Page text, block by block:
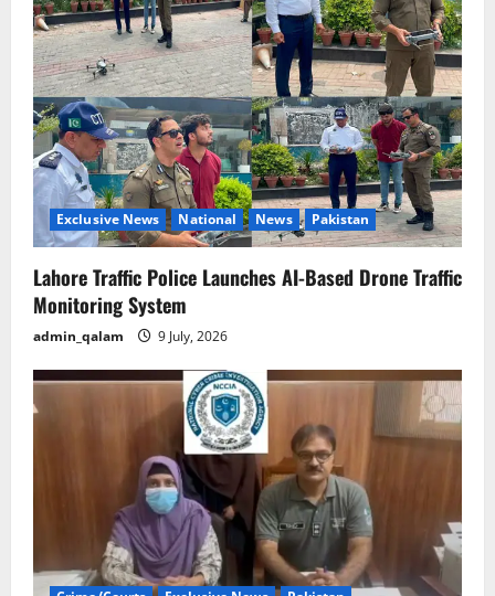
Exclusive News National News Pakistan
Lahore Traffic Police Launches AI-Based Drone Traffic
Monitoring System
admin_qalam 9 July, 2026